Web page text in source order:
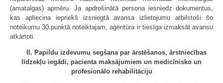
(amatalgas) apmēru. Ja apdrošinātā persona iesniedz dokumentus,
kas apliecina iepriekš izsniegtā avansa izlietojumu atbilstoši šo
noteikumu 30.punktā noteiktajam, aģentūra ir tiesīga izmaksāt avansu
atkārtoti.
II. Papildu izdevumu segšana par ārstēšanos, ārstniecības
līdzekļu iegādi, pacienta maksājumiem un medicīnisko un
profesionālo rehabilitāciju